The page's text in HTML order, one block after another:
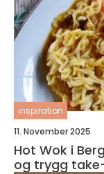
inspiration
11. November 2025
Hot Wok i
og trygg